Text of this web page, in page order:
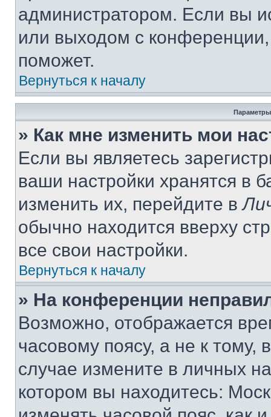
администратором. Если вы
или выходом с
поможет.
Вернуться к началу
Параметры
» Как мне изменить мои
Если вы являетесь
ваши настройки хранятся в
изменить их, перейдите в
обычно находится вверху
все свои настройки.
Вернуться к началу
» На конференции
Возможно, отображается
часовому поясу, а не к тому,
случае измените в личных
котором вы находитесь: